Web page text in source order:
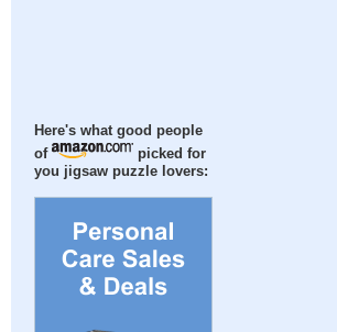
Here's what good people
of
picked for
you jigsaw puzzle lovers: